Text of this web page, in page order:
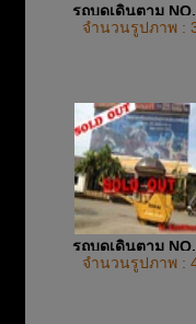
รถบดเดินตาม
จำนวนรูปภาพ :
รถบดเดินตาม
จำนวนรูปภาพ :